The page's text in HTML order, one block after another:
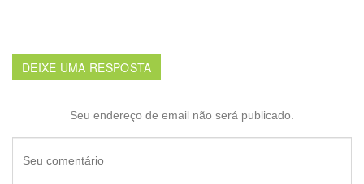
DEIXE UMA RESPOSTA
Seu endereço de email não será publicado.